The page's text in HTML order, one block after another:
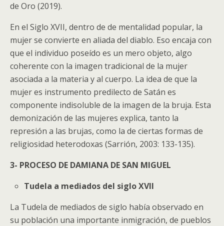
de Oro (2019).
En el Siglo XVII, dentro de de mentalidad popular, la
mujer se convierte en aliada del diablo. Eso encaja con
que el individuo poseído es un mero objeto, algo
coherente con la imagen tradicional de la mujer
asociada a la materia y al cuerpo. La idea de que la
mujer es instrumento predilecto de Satán es
componente indisoluble de la imagen de la bruja. Esta
demonización de las mujeres explica, tanto la
represión a las brujas, como la de ciertas formas de
religiosidad heterodoxas (Sarrión, 2003: 133-135).
3- PROCESO DE DAMIANA DE SAN MIGUEL
Tudela a mediados del siglo XVII
La Tudela de mediados de siglo había observado en
su población una importante inmigración, de pueblos